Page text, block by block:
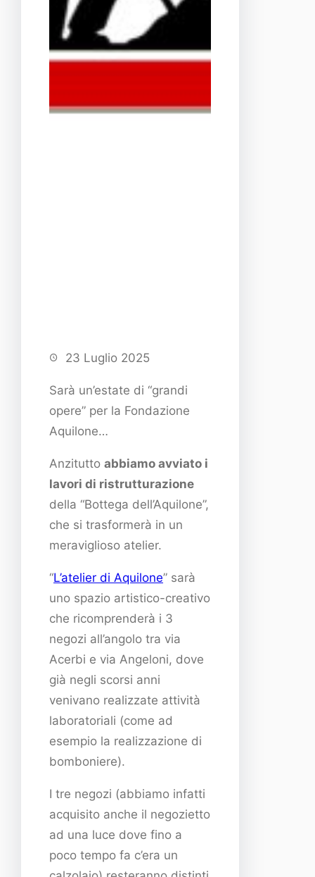
23 Luglio 2025
Sarà un’estate di “grandi
opere” per la Fondazione
Aquilone…
Anzitutto abbiamo avviato i
lavori di ristrutturazione
della “Bottega dell’Aquilone”,
che si trasformerà in un
meraviglioso atelier.
“L’atelier di Aquilone” sarà
uno spazio artistico-creativo
che ricomprenderà i 3
negozi all’angolo tra via
Acerbi e via Angeloni, dove
già negli scorsi anni
venivano realizzate attività
laboratoriali (come ad
esempio la realizzazione di
bomboniere).
I tre negozi (abbiamo infatti
acquisito anche il negozietto
ad una luce dove fino a
poco tempo fa c’era un